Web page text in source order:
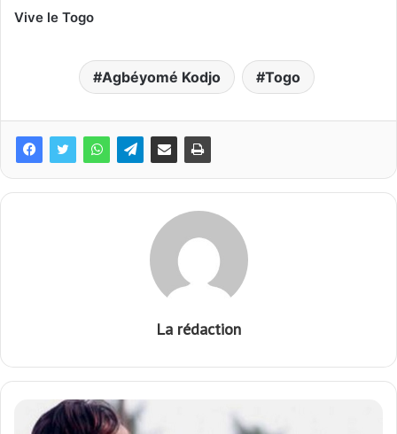
Vive le Togo
Agbéyomé Kodjo Togo
La rédaction